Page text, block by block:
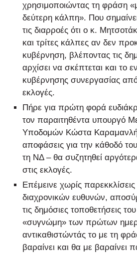
χρησιμοποιώντας τη φράση
δεύτερη κάλπη». Που
τις διαρροές ότι ο κ.
και τρίτες κάλπες αν δεν
κυβέρνηση, βλέποντας τις
αρχίσει να σκέπτεται και το
κυβέρνησης συνεργασίας
εκλογές.
Πήρε για πρώτη φορά
τον παραιτηθέντα υπουργό
Υποδομών Κώστα Καραμανλή,
αποφάσεις για την κάθοδό
τη ΝΔ – θα συζητηθεί
στις εκλογές.
Επέμεινε χωρίς
διαχρονικών ευθυνών,
τις δημόσιες τοποθετήσεις
«συγνώμη» των πρώτων
αντικαθιστώντάς το με τη
βαραίνει και θα με βαραίνει